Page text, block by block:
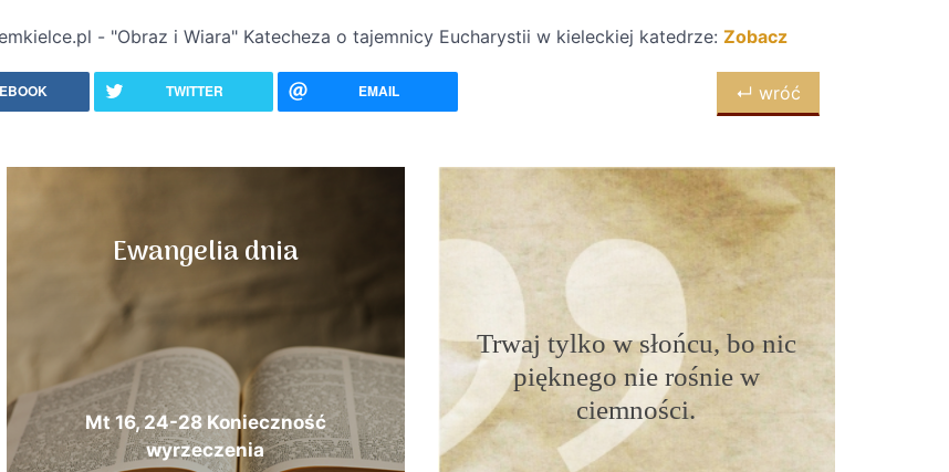
- "Obraz i Wiara" Katecheza o tajemnicy Eucharystii w kieleckiej katedrze: Zobacz
TWITTER EMAIL ↵ wróć
Ewangelia dnia
Mt 16, 24-28 Konieczność
wyrzeczenia
Trwaj tylko w słońcu, bo nic
pięknego nie rośnie w
ciemności.